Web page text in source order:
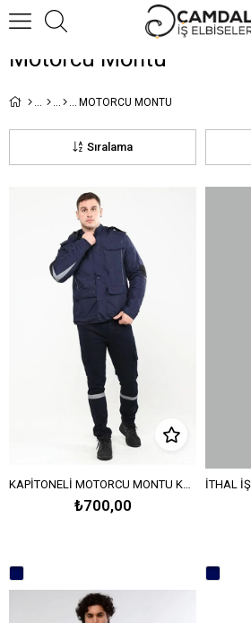
Motorcu Montu
MOTORCU MONTU
Sıralama
₺700,00